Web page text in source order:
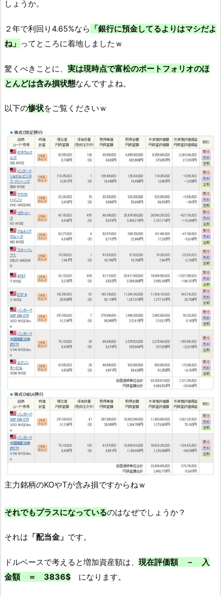
しょうか。
２年で利回り4.65%なら 「銀行に預金してるよりはマシだよ
ね」 ってところに着地しましたｗ
驚くべきことに、 実は現時点で富松のポートフォリオのほ
とんどは含み損状態なんですよね。
以下の惨状をご覧くださいｗ
主力銘柄のKOやTが含み損ですからねｗ
それでもプラスになっているのはなぜでしょうか？
それは 「配当金」 です。
ドルベースで考えると増加資産額は、 現在評価額 － 入
金額 ＝ 3836$ になります。